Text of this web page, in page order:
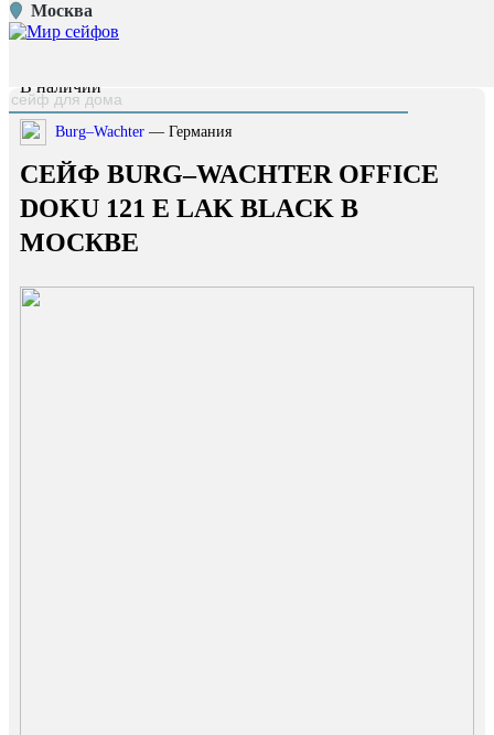
Москва
Главная страница
Каталог /
В наличии
Burg–Wachter — Германия
СЕЙФ BURG–WACHTER OFFICE
DOKU 121 E LAK BLACK В
МОСКВЕ